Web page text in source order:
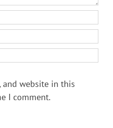
and website in this
I comment.